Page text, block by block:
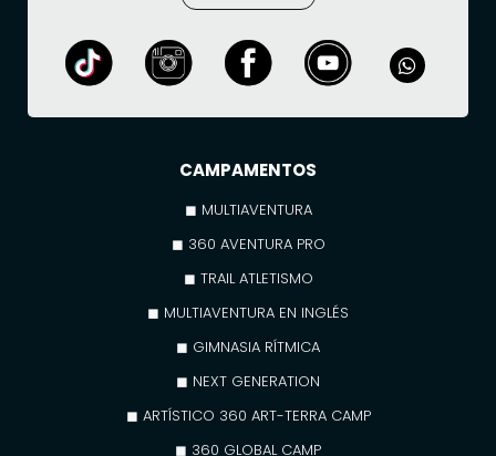
CAMPAMENTOS
◼ MULTIAVENTURA
◼ 360 AVENTURA PRO
◼ TRAIL ATLETISMO
◼ MULTIAVENTURA EN INGLÉS
◼ GIMNASIA RÍTMICA
◼ NEXT GENERATION
◼ ARTÍSTICO 360 ART-TERRA CAMP
◼ 360 GLOBAL CAMP